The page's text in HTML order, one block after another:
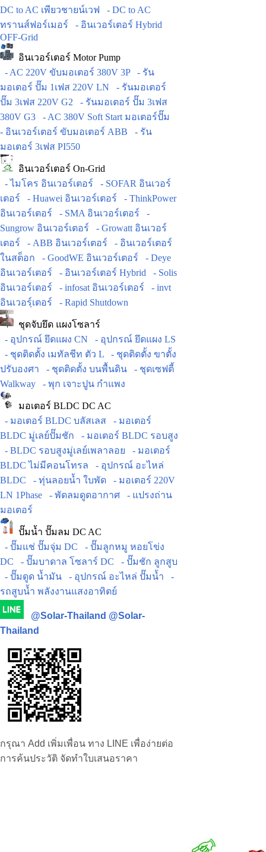
DC to AC เพียวชายน์เวฟ
- DC to AC
ทรานส์ฟอร์เมอร์
- อินเวอร์เตอร์ Hybrid
OFF-Grid
อินเวอร์เตอร์ Motor Pump
- AC 220V ขับมอเตอร์ 380V 3P
- รัน
มอเตอร์ ปั๊ม 1เฟส 220V LN
- รันมอเตอร์
ปั๊ม 3เฟส 220V G2
- รันมอเตอร์ ปั๊ม 3เฟส
380V G3
- AC 380V Soft Start มอเตอร์ปั๊ม
- อินเวอร์เตอร์ ขับมอเตอร์ ABB
- รัน
มอเตอร์ 3เฟส PI550
อินเวอร์เตอร์ On-Grid
- ไมโคร อินเวอร์เตอร์
- SOFAR อินเวอร์
เตอร์
- Huawei อินเวอร์เตอร์
- ThinkPower
อินเวอร์เตอร์
- SMA อินเวอร์เตอร์
-
Sungrow อินเวอร์เตอร์
- Growatt อินเวอร์
เตอร์
- ABB อินเวอร์เตอร์
- อินเวอร์เตอร์
ในสต็อก
- GoodWE อินเวอร์เตอร์
- Deye
อินเวอร์เตอร์
- อินเวอร์เตอร์ Hybrid
- Solis
อินเวอร์เตอร์
- infosat อินเวอร์เตอร์
- invt
อินเวอร์ฺเตอร์
- Rapid Shutdown
ชุดจับยึด แผงโซลาร์
- อุปกรณ์ ยึดแผง CN
- อุปกรณ์ ยึดแผง LS
- ชุดติดตั้ง เมทัลชีท ตัว L
- ชุดติดตั้ง ขาตั้ง
ปรับองศา
- ชุดติดตั้ง บนพื้นดิน
- ชุดเซฟตี้
Walkway
- พุก เจาะปูน กำแพง
มอเตอร์ BLDC DC AC
- มอเตอร์ BLDC บลัสเลส
- มอเตอร์
BLDC มู่เลย์ปั๊มชัก
- มอเตอร์ BLDC รอบสูง
- BLDC รอบสูงมู่เลย์เพลาลอย
- มอเตอร์
BLDC ไม่มีคอนโทรล
- อุปกรณ์ อะไหล่
BLDC
- ทุ่นลอยน้ำ ใบพัด
- มอเตอร์ 220V
LN 1Phase
- พัดลมดูดอากาศ
- แปรงถ่าน
มอเตอร์
ปั๊มน้ำ ปั๊มลม DC AC
- ปั๊มแช่ ปั๊มจุ่ม DC
- ปั๊มลูกหมู หอยโข่ง
DC
- ปั๊มบาดาล โซลาร์ DC
- ปั๊มชัก ลูกสูบ
- ปั๊มดูด น้ำมัน
- อุปกรณ์ อะไหล่ ปั๊มน้ำ
-
รถสูบน้ำ พลังงานแสงอาทิตย์
@Solar-Thailand @Solar-
Thailand
กรุณา Add เพิ่มเพื่อน ทาง LINE เพื่อง่ายต่อ
การค้นประวัติ จัดทำใบเสนอราคา